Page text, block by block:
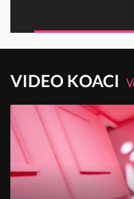
VIDEO KOACI